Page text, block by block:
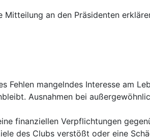
an den Präsidenten
Fehlen mangelndes Interesse am
Ausnahmen bei
finanziellen Verpflichtungen
des Clubs verstößt oder eine